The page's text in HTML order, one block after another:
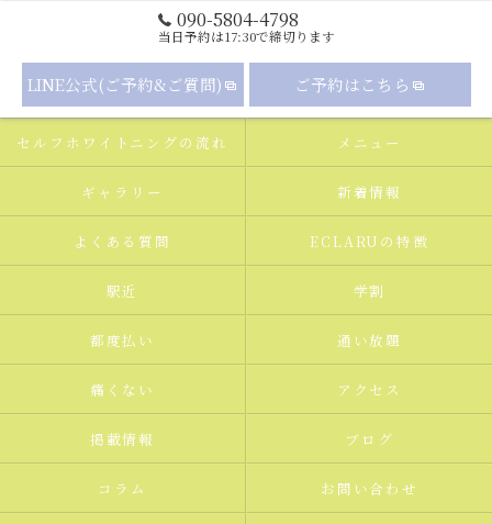
090-5804-4798
当日予約は17:30で締切ります
LINE公式(ご予約&ご質問) ご予約はこちら
セルフホワイトニングの流れ メニュー
ギャラリー 新着情報
よくある質問 ECLARUの特徴
駅近 学割
都度払い 通い放題
痛くない アクセス
掲載情報 ブログ
コラム お問い合わせ